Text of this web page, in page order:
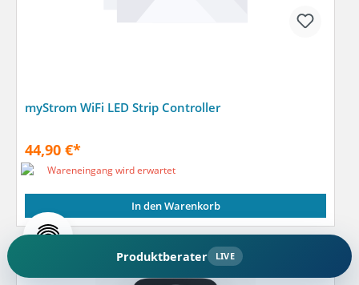
myStrom WiFi LED Strip Controller
44,90 €*
Wareneingang wird erwartet
In den Warenkorb
Produktberater LIVE